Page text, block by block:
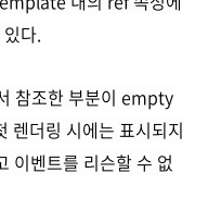
다.
참조한 부분이 empty
렌더링 시에는 표시되지
이벤트를 리슨할 수 없